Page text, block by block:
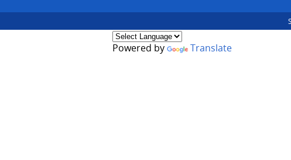
Powered by Translate